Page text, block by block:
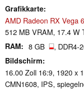
Grafikkarte
AMD Radeon RX Vega
512 MB VRAM, 17.4 W
RAM 8 GB , DDR4-
Bildschirm
16.00 Zoll 16:9, 1920 x
CMN1608, IPS,